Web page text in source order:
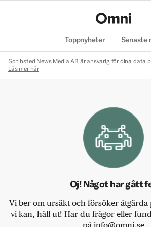
Toppnyheter Senaste
Schibsted News Media AB är ansvarig för dina data
Läs mer här
Oj! Något har gått
Vi ber om ursäkt och försöker åtgärda
vi kan, håll ut! Har du frågor eller